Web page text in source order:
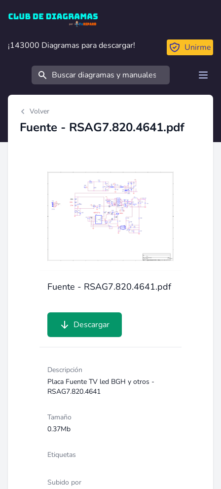
Club de Diagramas
¡143000 Diagramas para descargar!
¡143000 Diagramas para descargar! Unirme
Buscar
Volver
Fuente - RSAG7.820.4641.pdf
Fuente - RSAG7.820.4641.pdf
Descargar
Descripción
Placa Fuente TV led BGH y otros -
RSAG7.820.4641
Tamaño
0.37Mb
Etiquetas
Subido por